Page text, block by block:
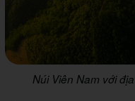
Núi Viên Nam với